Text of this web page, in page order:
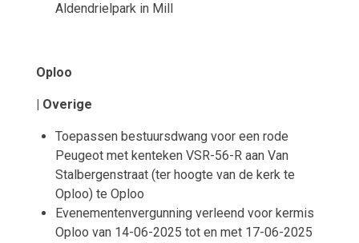
Aldendrielpark in Mill
Oploo
| Overige
Toepassen bestuursdwang voor een rode
Peugeot met kenteken VSR-56-R aan Van
Stalbergenstraat (ter hoogte van de kerk te
Oploo) te Oploo
Evenementenvergunning verleend voor kermis
Oploo van 14-06-2025 tot en met 17-06-2025